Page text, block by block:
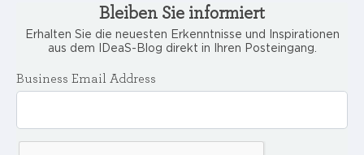
Bleiben Sie informiert
Erhalten Sie die neuesten Erkenntnisse und Inspirationen
aus dem IDeaS-Blog direkt in Ihren Posteingang.